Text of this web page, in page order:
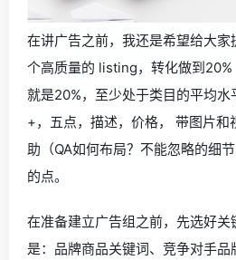
在讲广告之前，我还是希望给大
个高质量的 listing，转化做到
就是20%，至少处于类目的平均
+，五点，描述，价格， 带图片
助（QA如何布局？不能忽略的细
的点。
在准备建立广告组之前，先选好
是：品牌商品关键词、竞争对手品